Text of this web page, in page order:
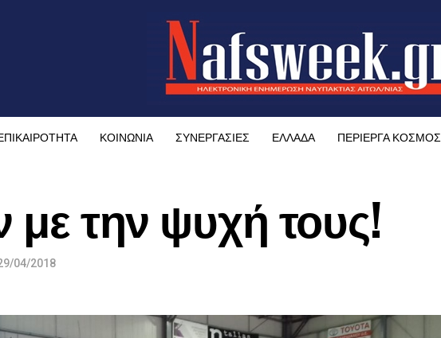
ΚΟΙΝΩΝΙΑ ΣΥΝΕΡΓΑΣΙΕΣ ΕΛΛΑΔΑ ΠΕΡΙΕΡΓΑ ΚΟΣΜΟΣ
την ψυχή τους!
04/2018